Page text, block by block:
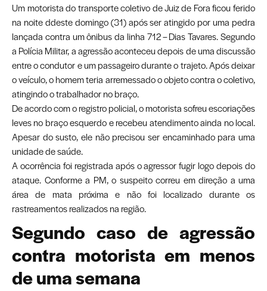
Um motorista do transporte coletivo de Juiz de Fora ficou ferido
na noite ddeste domingo (31) após ser atingido por uma pedra
lançada contra um ônibus da linha 712 – Dias Tavares. Segundo
a Polícia Militar, a agressão aconteceu depois de uma discussão
entre o condutor e um passageiro durante o trajeto. Após deixar
o veículo, o homem teria arremessado o objeto contra o coletivo,
atingindo o trabalhador no braço.
De acordo com o registro policial, o motorista sofreu escoriações
leves no braço esquerdo e recebeu atendimento ainda no local.
Apesar do susto, ele não precisou ser encaminhado para uma
unidade de saúde.
A ocorrência foi registrada após o agressor fugir logo depois do
ataque. Conforme a PM, o suspeito correu em direção a uma
área de mata próxima e não foi localizado durante os
rastreamentos realizados na região.
Segundo caso de agressão
contra motorista em menos
de uma semana